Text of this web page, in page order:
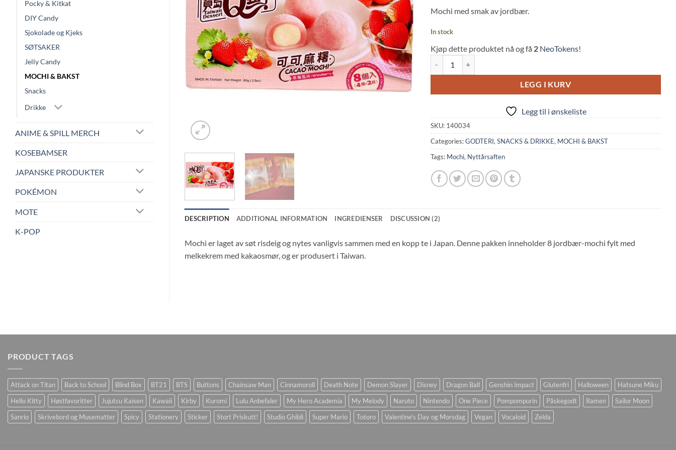
Pocky & Kitkat
DIY Candy
Sjokolade og Kjeks
SØTSAKER
Jelly Candy
MOCHI & BAKST
Snacks
Drikke
ANIME & SPILL MERCH
KOSEBAMSER
JAPANSKE PRODUKTER
POKÉMON
MOTE
K-POP
based
customer
ratings
Mochi med smak av jordbær.
In stock
Kjøp dette produktet nå og få 2NeoTokens!
LEGG I KURV
Legg til i ønskeliste
SKU: 140034
Categories:GODTERI, SNACKS & DRIKKE, MOCHI & BAKST
Tags: Mochi, Nyttårsaften
DESCRIPTION ADDITIONAL INFORMATION INGREDIENSER DISCUSSION (2)
Mochi er laget av søt risdeig og nytes vanligvis sammen med en kopp te i Japan. Denne pakken inneholder 8 jordbær-mochi fylt med
melkekrem med kakaosmør, og er produsert i Taiwan.
PRODUCT TAGS
Attack on Titan Back to School Blind Box BT21 BTS Buttons Chainsaw Man Cinnamoroll Death Note Demon Slayer Disney Dragon Ball Genshin Impact Glutenfri Halloween
Hatsune Miku
Hello Kitty
Høstfavoritter Jujutsu Kaisen Kawaii Kirby Kuromi Lulu Anbefaler My Hero Academia My Melody Naruto Nintendo One Piece Pompompurin Påskegodt Ramen
Sailor Moon
Sanrio
Skrivebord og Musematter Spicy Stationery Sticker Stort Priskutt! Studio Ghibli Super Mario Totoro Valentine's Day og Morsdag Vegan Vocaloid Zelda